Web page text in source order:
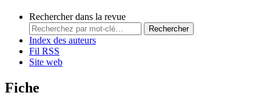
Rechercher dans la revue
Rechercher
Index des auteurs
Fil RSS
Site web
Fiche